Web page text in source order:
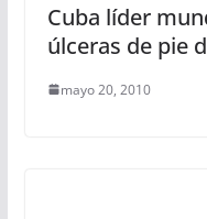
Cuba líder
úlceras de pie
mayo 20, 2010